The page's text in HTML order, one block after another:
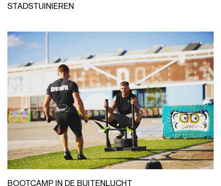
STADSTUINIEREN
BOOTCAMP IN DE BUITENLUCHT